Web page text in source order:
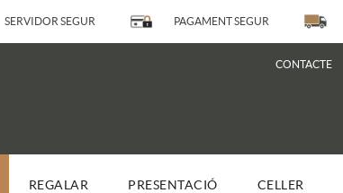
SERVIDOR SEGUR PAGAMENT SEGUR
CONTACTE
REGALAR PRESENTACIÓ CELLER